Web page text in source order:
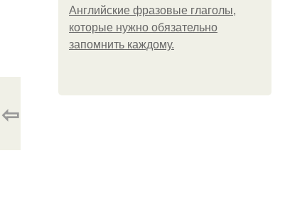
Английские фразовые глаголы,
которые нужно обязательно
запомнить каждому.
⇦